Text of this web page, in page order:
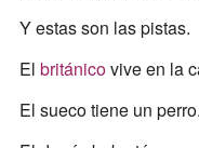
Y estas son las pistas.
El británicovive en la
El sueco tiene un perro.